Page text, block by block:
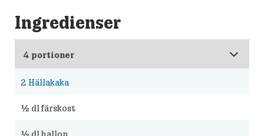
Ingredienser
2 Hällakaka
½ dl färskost
½ dl hallon